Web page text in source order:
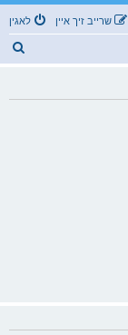
לאגין שרייב זיך איין